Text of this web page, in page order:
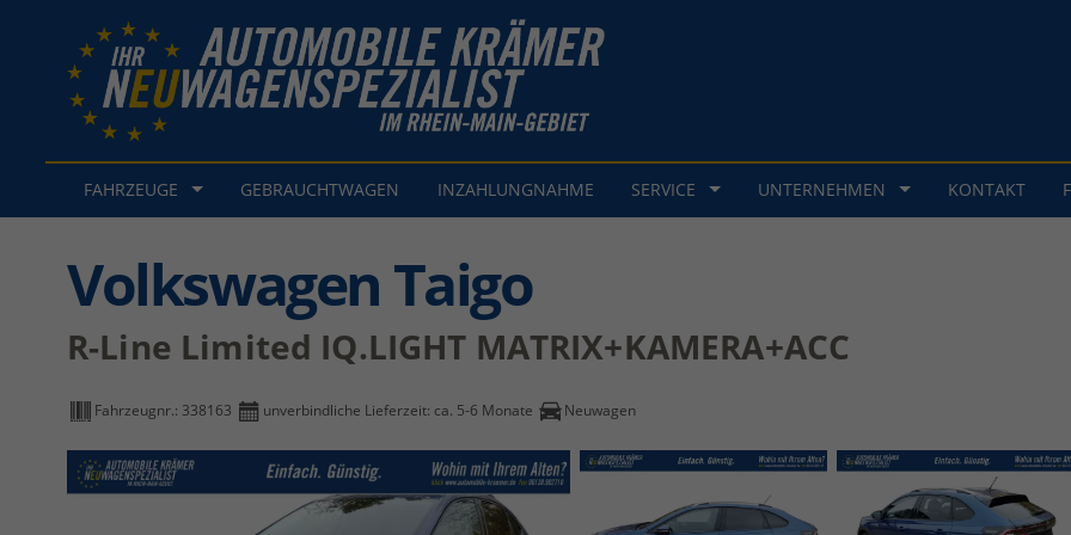
FAHRZEUGE GEBRAUCHTWAGEN INZAHLUNGNAHME SERVICE UNTERNEHMEN KONTAKT
Volkswagen Taigo
R-Line Limited IQ.LIGHT MATRIX+KAMERA+ACC
Fahrzeugnr.: 338163 unverbindliche Lieferzeit: ca. 5-6 Monate Neuwagen